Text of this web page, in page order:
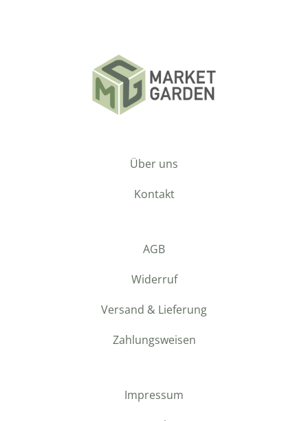
Über uns
Kontakt
AGB
Widerruf
Versand & Lieferung
Zahlungsweisen
Impressum